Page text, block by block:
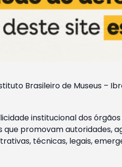
Brasileiro de Museus –
institucional dos
promovam autoridades,
técnicas, legais,